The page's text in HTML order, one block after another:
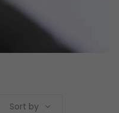
Sort by